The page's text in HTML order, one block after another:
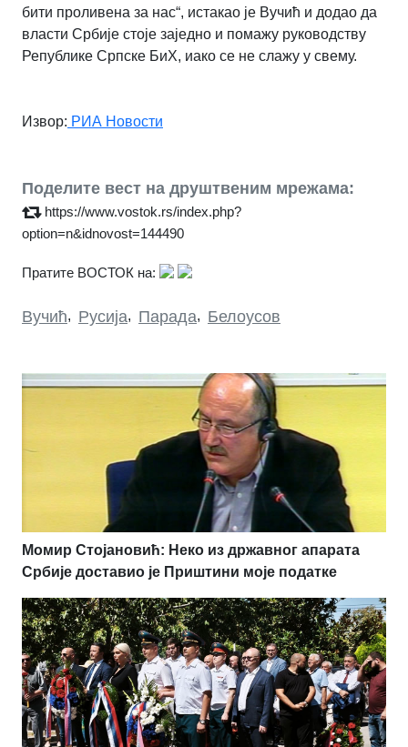
бити проливена за нас“, истакао је Вучић и додао да
власти Србије стоје заједно и помажу руководству
Републике Српске БиХ, иако се не слажу у свему.
Извор: РИА Новости
Поделите вест на друштвеним мрежама:
https://www.vostok.rs/index.php?
option=n&idnovost=144490
Пратите ВОСТОК на:
Вучић, Русија, Парада, Белоусов
Момир Стојановић: Неко из државног апарата
Србије доставио је Приштини моје податке